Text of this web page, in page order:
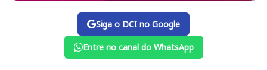
Siga o DCI no Google
Entre no canal do WhatsApp